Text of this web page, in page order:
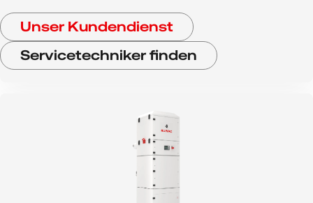
Unser Kundendienst
Servicetechniker finden